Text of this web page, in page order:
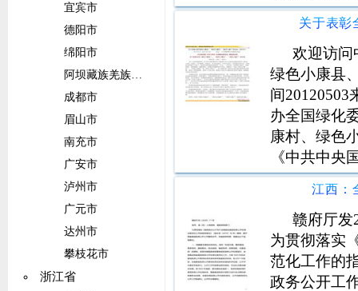
宜宾市
德阳市
绵阳市
阿坝藏族羌族自治州
成都市
眉山市
南充市
广安市
泸州市
广元市
达州市
攀枝花市
浙江省
共和国水法
水利部联合
下简称专项
立
欢迎访问
绿色小康县
间20120503
办全国绿化
康村、绿色
《中共中央
(中发20061
绿化委员会
动。
江西：
赣府厅发
为贯彻落实
范化工作的
政务公开工